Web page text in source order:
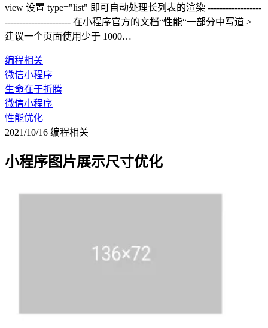
view 设置 type="list" 即可自动处理长列表的渲染 ------------------
---------------------- 在小程序官方的文档“性能“一部分中写道 >
建议一个页面使用少于 1000…
编程相关
微信小程序
生命在于折腾
微信小程序
性能优化
2021/10/16 编程相关
小程序图片展示尺寸优化